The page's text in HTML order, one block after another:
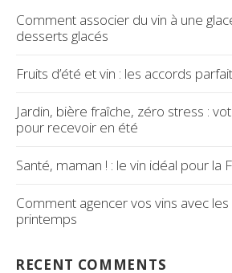
Comment associer du vin à une
desserts glacés
Fruits d’été et vin : les accords
Jardin, bière fraîche, zéro stress :
pour recevoir en été
Santé, maman ! : le vin idéal pour la
Comment agencer vos vins avec
printemps
RECENT COMMENTS